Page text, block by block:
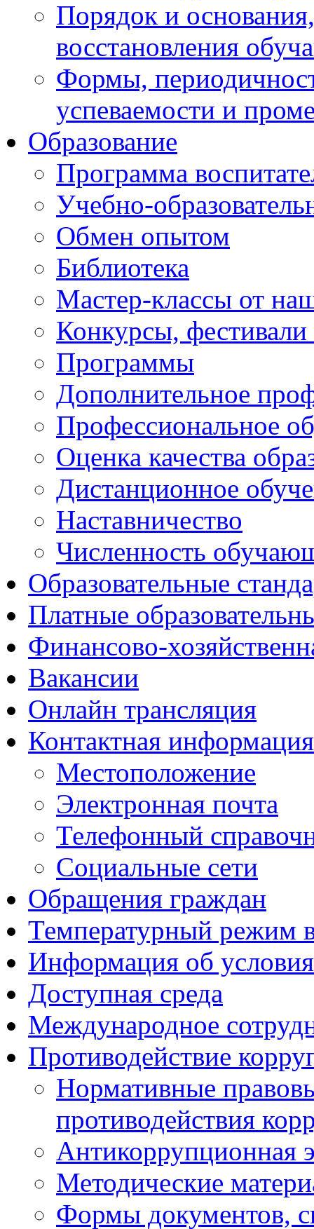
Порядок и
восстановления
Формы,
успеваемости и
Образование
Программа
Учебно-
Обмен опытом
Библиотека
Мастер-классы от
Конкурсы,
Программы
Дополнительное
Профессиональное
Оценка качества
Дистанционное
Наставничество
Численность
Образовательные
Платные
Финансово-
Вакансии
Онлайн трансляция
Контактная информация
Местоположение
Электронная почта
Телефонный
Социальные сети
Обращения граждан
Температурный режим
Информация об
Доступная среда
Международное
Противодействие
Нормативные
противодействия
Антикоррупционная
Методические
Формы документов,